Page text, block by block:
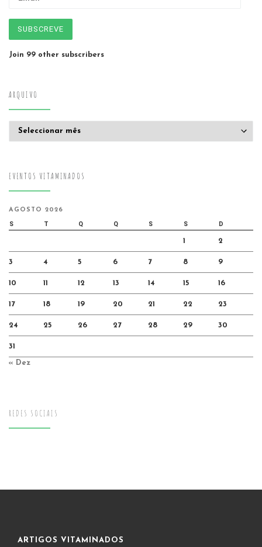
SUBSCREVE
Join 99 other subscribers
ARQUIVO
EVENTOS VITAMINADOS
AGOSTO 2026
S T Q Q S S D
1 2
3 4 5 6 7 8 9
10 11 12 13 14 15 16
17 18 19 20 21 22 23
24 25 26 27 28 29 30
31
« Dez
REDES SOCIAIS
ARTIGOS VITAMINADOS